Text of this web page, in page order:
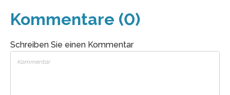
Kommentare (0)
Schreiben Sie einen Kommentar